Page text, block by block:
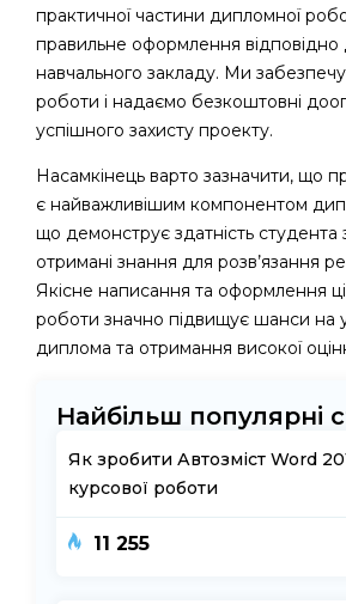
практичної частини дипломної
правильне оформлення
навчального закладу. Ми
роботи і надаємо безкоштовні
успішного захисту проекту.
Насамкінець варто зазначити, що
є найважливішим компонентом
що демонструє здатність студента
отримані знання для розв’язання
Якісне написання та оформлення
роботи значно підвищує шанси на
диплома та отримання високої
Найбільш популярні
Як зробити Автозміст Word
курсової роботи
11 255